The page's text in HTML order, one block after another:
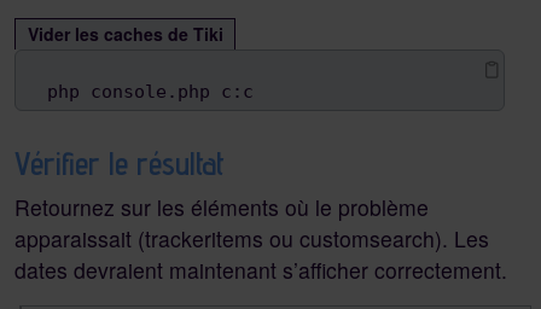
Vider les caches de Tiki
php console.php c:c
Vérifier le résultat
Retournez sur les éléments où le problème
apparaissait (trackeritems ou customsearch). Les
dates devraient maintenant s’afficher correctement.